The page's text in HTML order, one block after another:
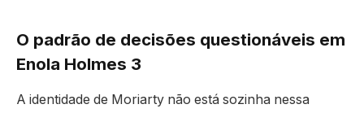
O padrão de decisões questionáveis em
Enola Holmes 3
A identidade de Moriarty não está sozinha nessa